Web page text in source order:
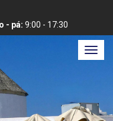
- pá: 9:00 - 17:30